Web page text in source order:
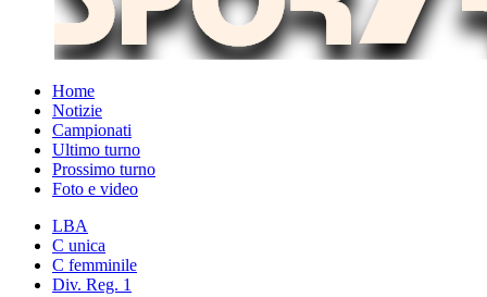
Home
Notizie
Campionati
Ultimo turno
Prossimo turno
Foto e video
LBA
C unica
C femminile
Div. Reg. 1